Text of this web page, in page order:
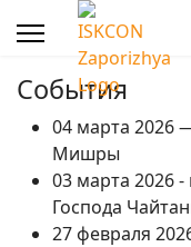
События
04 марта 2026
Мишры
03 марта 2026
Господа
27 февраля